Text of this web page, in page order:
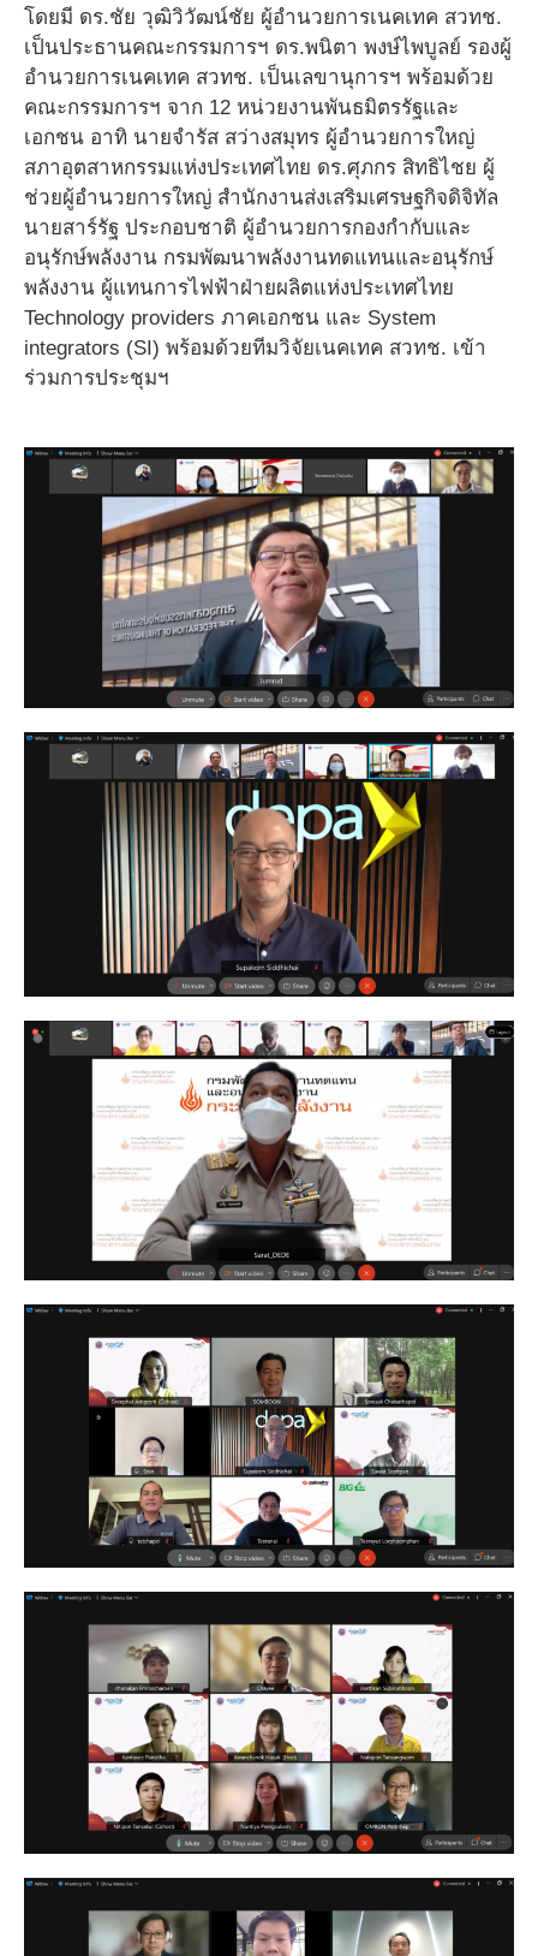
โดยมี ดร.ชัย วุฒิวิวัฒน์ชัย ผู้อำนวยการเนคเทค สวทช.
เป็นประธานคณะกรรมการฯ ดร.พนิตา พงษ์ไพบูลย์ รองผู้
อำนวยการเนคเทค สวทช. เป็นเลขานุการฯ พร้อมด้วย
คณะกรรมการฯ จาก 12 หน่วยงานพันธมิตรรัฐและ
เอกชน อาทิ นายจำรัส สว่างสมุทร ผู้อำนวยการใหญ่
สภาอุตสาหกรรมแห่งประเทศไทย ดร.ศุภกร สิทธิไชย ผู้
ช่วยผู้อำนวยการใหญ่ สำนักงานส่งเสริมเศรษฐกิจดิจิทัล
นายสาร์รัฐ ประกอบชาติ ผู้อำนวยการกองกำกับและ
อนุรักษ์พลังงาน กรมพัฒนาพลังงานทดแทนและอนุรักษ์
พลังงาน ผู้แทนการไฟฟ้าฝ่ายผลิตแห่งประเทศไทย
Technology providers ภาคเอกชน และ System
integrators (SI) พร้อมด้วยทีมวิจัยเนคเทค สวทช. เข้า
ร่วมการประชุมฯ